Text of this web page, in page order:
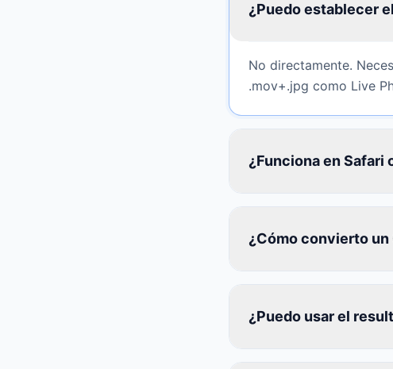
¿Puedo establecer
No directamente.
.mov+.jpg como Live
¿Funciona en Safari
¿Cómo convierto un
¿Puedo usar el